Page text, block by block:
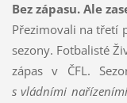
Bez zápasu. Ale
Přezimovali na třetí
sezony. Fotbalisté
zápas v ČFL.
s vládními